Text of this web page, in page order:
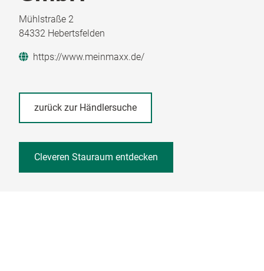
Mühlstraße 2
84332 Hebertsfelden
https://www.meinmaxx.de/
zurück zur Händlersuche
Cleveren Stauraum entdecken